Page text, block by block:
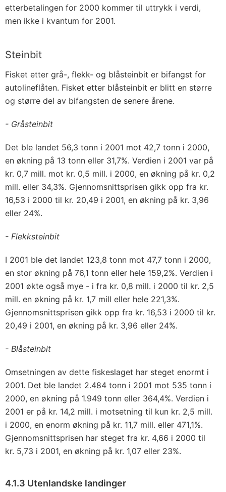
etterbetalingen for 2000 kommer til uttrykk i verdi,
men ikke i kvantum for 2001.
Steinbit
Fisket etter grå-, flekk- og blåsteinbit er bifangst for
autolineflåten. Fisket etter blåsteinbit er blitt en større
og større del av bifangsten de senere årene.
- Gråsteinbit
Det ble landet 56,3 tonn i 2001 mot 42,7 tonn i 2000,
en økning på 13 tonn eller 31,7%. Verdien i 2001 var på
kr. 0,7 mill. mot kr. 0,5 mill. i 2000, en økning på kr. 0,2
mill. eller 34,3%. Gjennomsnittsprisen gikk opp fra kr.
16,53 i 2000 til kr. 20,49 i 2001, en økning på kr. 3,96
eller 24%.
- Flekksteinbit
I 2001 ble det landet 123,8 tonn mot 47,7 tonn i 2000,
en stor økning på 76,1 tonn eller hele 159,2%. Verdien i
2001 økte også mye - i fra kr. 0,8 mill. i 2000 til kr. 2,5
mill. en økning på kr. 1,7 mill eller hele 221,3%.
Gjennomsnittsprisen gikk opp fra kr. 16,53 i 2000 til kr.
20,49 i 2001, en økning på kr. 3,96 eller 24%.
- Blåsteinbit
Omsetningen av dette fiskeslaget har steget enormt i
2001. Det ble landet 2.484 tonn i 2001 mot 535 tonn i
2000, en økning på 1.949 tonn eller 364,4%. Verdien i
2001 er på kr. 14,2 mill. i motsetning til kun kr. 2,5 mill.
i 2000, en enorm økning på kr. 11,7 mill. eller 471,1%.
Gjennomsnittsprisen har steget fra kr. 4,66 i 2000 til
kr. 5,73 i 2001, en økning på kr. 1,07 eller 23%.
4.1.3 Utenlandske landinger